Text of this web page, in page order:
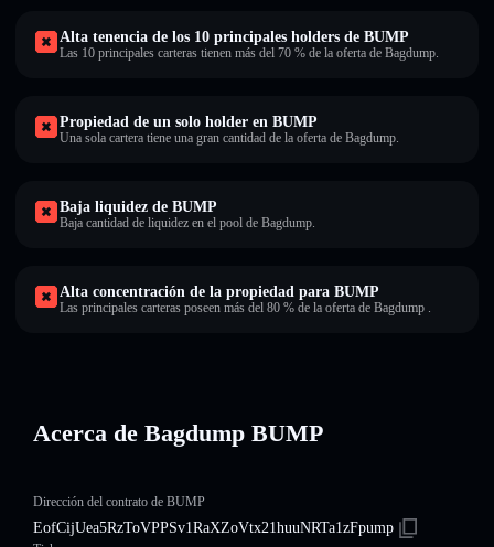
Alta tenencia de los 10 principales holders de BUMP
Las 10 principales carteras tienen más del 70 % de la oferta de Bagdump.
Propiedad de un solo holder en BUMP
Una sola cartera tiene una gran cantidad de la oferta de Bagdump.
Baja liquidez de BUMP
Baja cantidad de liquidez en el pool de Bagdump.
Alta concentración de la propiedad para BUMP
Las principales carteras poseen más del 80 % de la oferta de Bagdump .
Acerca de Bagdump BUMP
Dirección del contrato de BUMP
EofCijUea5RzToVPPSv1RaXZoVtx21huuNRTa1zFpump